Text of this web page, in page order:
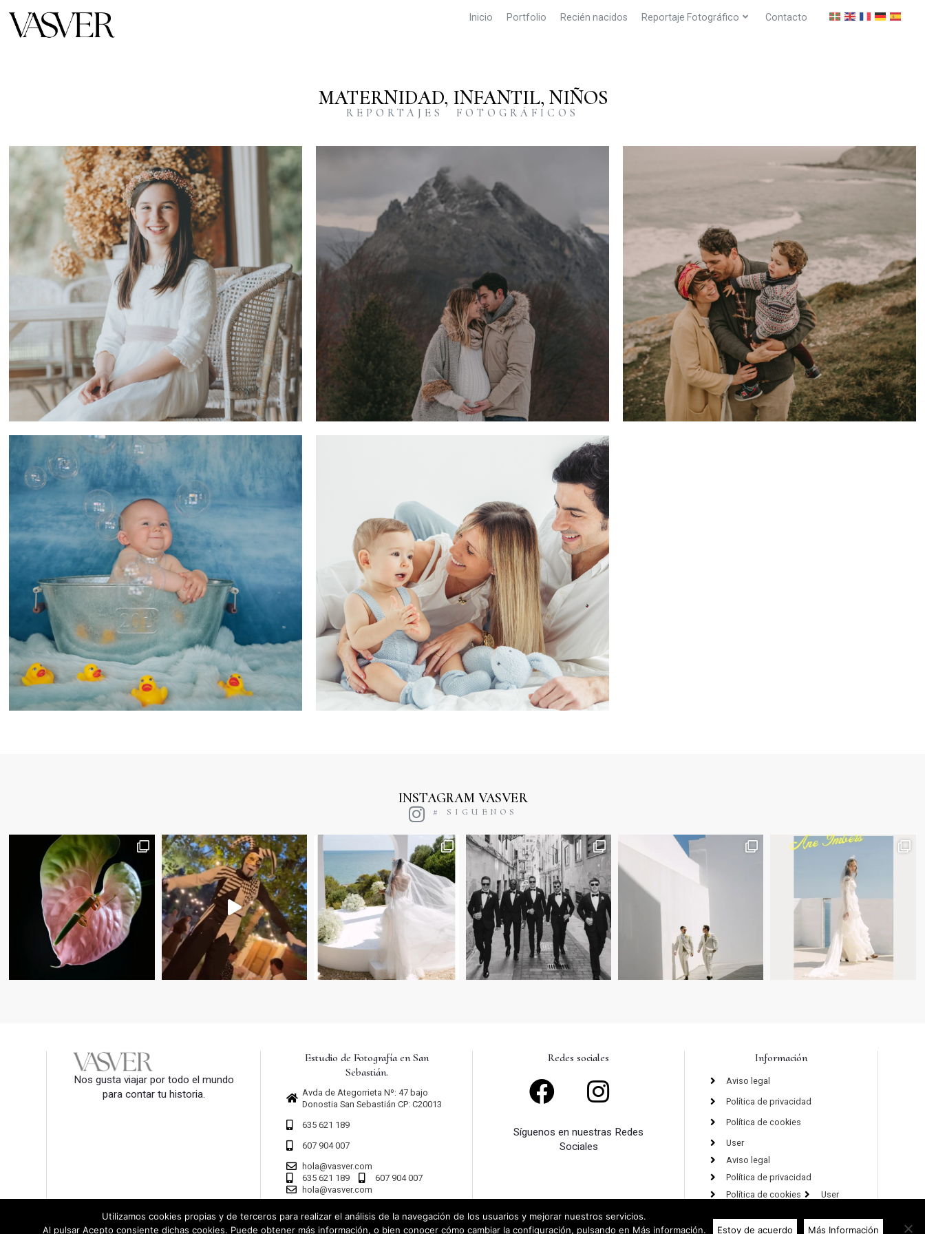
Inicio Portfolio Recién nacidos Reportaje Fotográfico Contacto
MATERNIDAD, INFANTIL, NIÑOS
REPORTAJES FOTOGRÁFICOS
FOTÓGRAFO COMUNIONES DONOSTIA FOTOGRAFO MATERNIDAD DONOSTIA FOTÓGRAFO MATERNIDAD DONOSTÍA
FOTOGRAFO DE BEBÉS SAN SEBASTIAN FOTOGRAFO INFANTIL EN DONOSTIA SAN SEBASTIAN
INSTAGRAM VASVER
# SIGUENOS
Nos gusta viajar por todo el mundo
para contar tu historia.
Estudio de Fotografía en San
Sebastián.
Avda de Ategorrieta Nº: 47 bajo
Donostia San Sebastián CP: C20013
635 621 189
607 904 007
hola@vasver.com
635 621 189
607 904 007
hola@vasver.com
Redes sociales
Síguenos en nuestras Redes
Sociales
Información
Aviso legal
Política de privacidad
Política de cookies
User
Aviso legal
Política de privacidad
Política de cookies
User
Utilizamos cookies propias y de terceros para realizar el análisis de la navegación de los usuarios y mejorar nuestros servicios.
Al pulsar Acepto consiente dichas cookies. Puede obtener más información, o bien conocer cómo cambiar la configuración, pulsando en Más información.
Estoy de acuerdo Más Información